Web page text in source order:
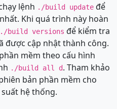
lệnh ./build update để
Khi quá trình này hoàn
./build versions để kiểm tra
được cập nhật thành công.
mềm theo cấu hình
./build all d. Tham khảo
bản phần mềm cho
hệ thống.